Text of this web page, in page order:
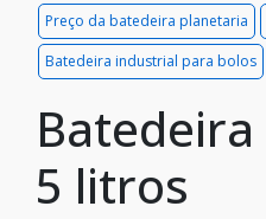
Preço da batedeira planetaria
Batedeira industrial para bolos
5 litros